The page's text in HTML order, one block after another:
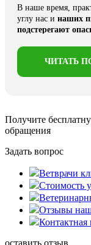
В наше время,
углу нас и наших
подстерегают
ЧИТАТЬ
Получите
обращения
Задать вопрос
Ветврачи
Стоимость
Отзывы
оставить отзыв